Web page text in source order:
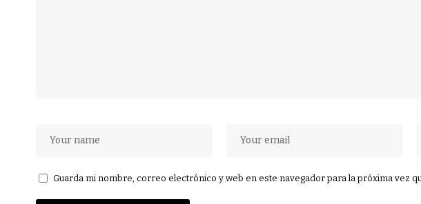
Guarda mi nombre, correo electrónico y web en este navegador para la próxima vez